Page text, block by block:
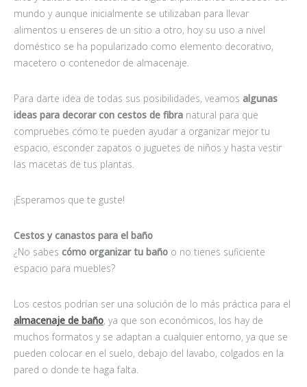
mundo y aunque inicialmente se utilizaban para llevar
alimentos u enseres de un sitio a otro, hoy su uso a nivel
doméstico se ha popularizado como elemento decorativo,
macetero o contenedor de almacenaje.
Para darte idea de todas sus posibilidades, veamos algunas
ideas para decorar con cestos de fibra natural para que
compruebes cómo te pueden ayudar a organizar mejor tu
espacio, esconder zapatos o juguetes de niños y hasta vestir
las macetas de tus plantas.
¡Esperamos que te guste!
Cestos y canastos para el baño
¿No sabes cómo organizar tu baño o no tienes suficiente
espacio para muebles?
Los cestos podrían ser una solución de lo más práctica para el
almacenaje de baño, ya que son económicos, los hay de
muchos formatos y se adaptan a cualquier entorno, ya que se
pueden colocar en el suelo, debajo del lavabo, colgados en la
pared o donde te haga falta.